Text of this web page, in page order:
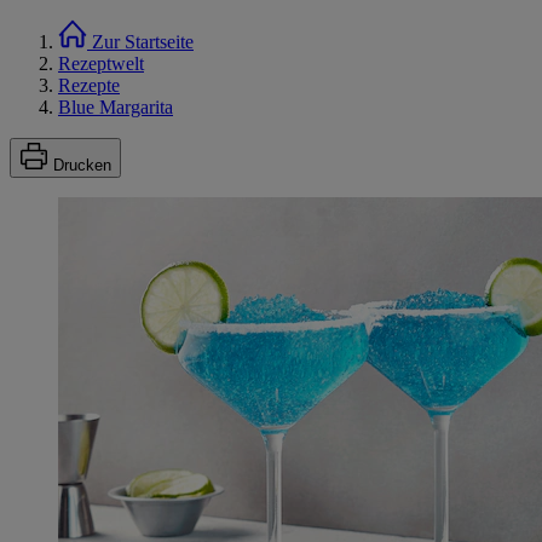
Zur Startseite
Rezeptwelt
Rezepte
Blue Margarita
Drucken